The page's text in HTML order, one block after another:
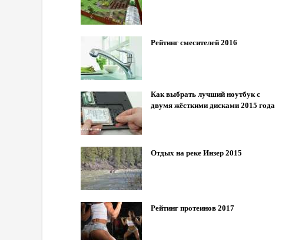
Рейтинг смесителей 2016
Как выбрать лучший ноутбук с
двумя жёсткими дисками 2015 года
Отдых на реке Инзер 2015
Рейтинг протеинов 2017